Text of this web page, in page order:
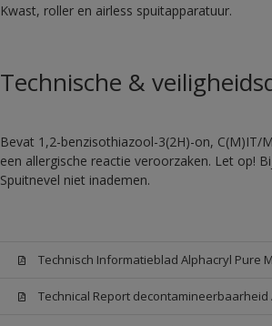
Kwast, roller en airless spuitapparatuur.
Technische &
Bevat 1,2-benzisothiazool-3(2H)-on,
een allergische reactie veroorzaken. Let op!
Spuitnevel niet inademen.
Technisch Informatieblad Alphacryl Pure
Technical Report decontamineerbaarheid